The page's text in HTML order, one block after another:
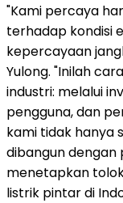
"Kami percaya
terhadap kondisi
kepercayaan
Yulong. "Inilah
industri: melalui
pengguna, dan
kami tidak hanya
dibangun dengan
menetapkan
listrik pintar di